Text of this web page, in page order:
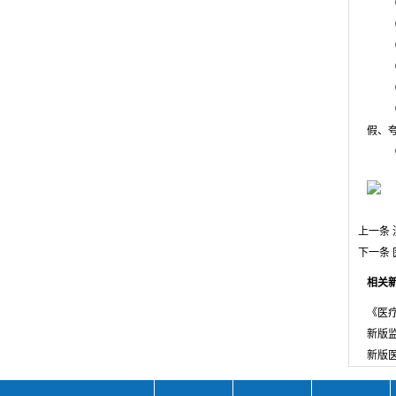
（二
（
（
（
（
（
假、
（
上一条
下一条
相关
《医
新版
新版